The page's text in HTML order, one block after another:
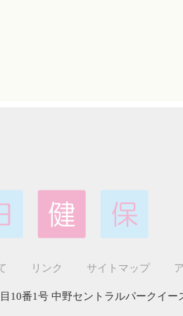
リンク サイトマップ
10番1号 中野セントラルパークイー